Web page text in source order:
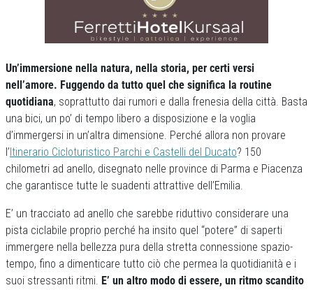
Un’immersione nella natura, nella storia, per certi versi
nell’amore. Fuggendo da tutto quel che significa la routine
quotidiana, soprattutto dai rumori e dalla frenesia della città. Basta
una bici, un po’ di tempo libero a disposizione e la voglia
d’immergersi in un’altra dimensione. Perché allora non provare
l’Itinerario Cicloturistico Parchi e Castelli del Ducato? 150
chilometri ad anello, disegnato nelle province di Parma e Piacenza
che garantisce tutte le suadenti attrattive dell’Emilia.
E’ un tracciato ad anello che sarebbe riduttivo considerare una
pista ciclabile proprio perché ha insito quel “potere” di saperti
immergere nella bellezza pura della stretta connessione spazio-
tempo, fino a dimenticare tutto ciò che permea la quotidianità e i
suoi stressanti ritmi. E’ un altro modo di essere, un ritmo scandito